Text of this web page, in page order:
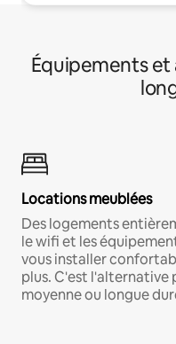
Équipements et
Locations meublées
Des logements
le wifi et les
vous installer
plus. C'est
moyenne ou longue